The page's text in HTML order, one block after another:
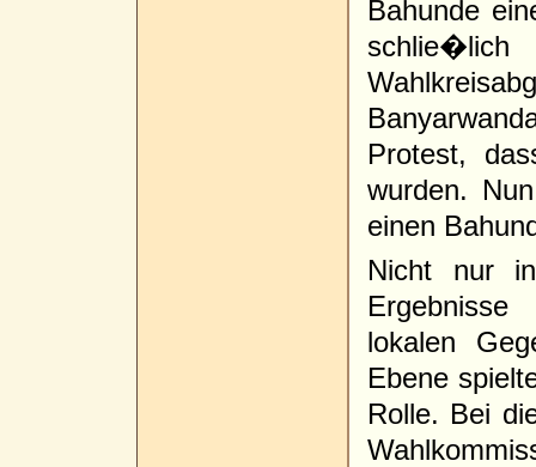
Bahunde
Protest,
wurden.
einen
Nicht nur
lokalen
Ebene
Rolle. Bei